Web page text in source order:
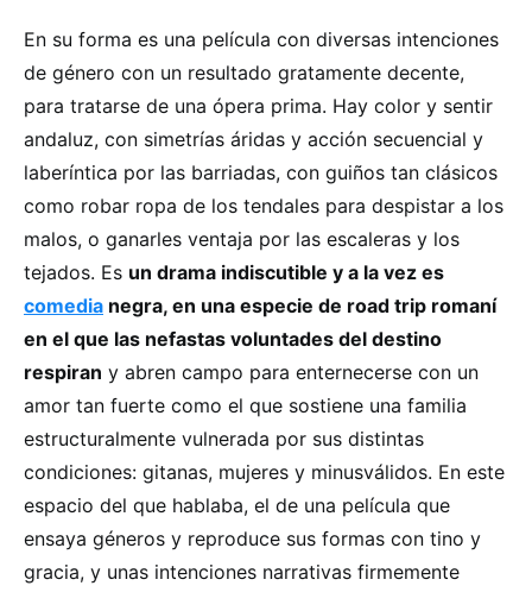
En su forma es una película con diversas intenciones
de género con un resultado gratamente decente,
para tratarse de una ópera prima. Hay color y sentir
andaluz, con simetrías áridas y acción secuencial y
laberíntica por las barriadas, con guiños tan clásicos
como robar ropa de los tendales para despistar a los
malos, o ganarles ventaja por las escaleras y los
tejados. Es un drama indiscutible y a la vez es
comedia negra, en una especie de road trip romaní
en el que las nefastas voluntades del destino
respiran y abren campo para enternecerse con un
amor tan fuerte como el que sostiene una familia
estructuralmente vulnerada por sus distintas
condiciones: gitanas, mujeres y minusválidos. En este
espacio del que hablaba, el de una película que
ensaya géneros y reproduce sus formas con tino y
gracia, y unas intenciones narrativas firmemente